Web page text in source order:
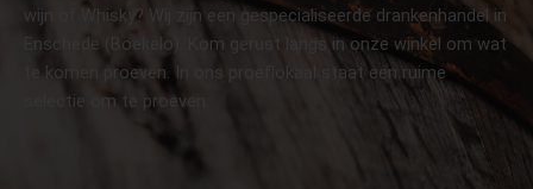
wijn of Whisky? Wij zijn een gespecialiseerde drankenhandel in
Enschede (Boekelo). Kom gerust langs in onze winkel om wat
te komen proeven. In ons proeflokaal staat een ruime
selectie om te proeven.